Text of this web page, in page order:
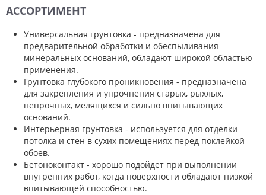
АССОРТИМЕНТ
Универсальная грунтовка - предназначена для
предварительной обработки и обеспыливания
минеральных оснований, обладают широкой областью
применения.
Грунтовка глубокого проникновения - предназначена
для закрепления и упрочнения старых, рыхлых,
непрочных, мелящихся и сильно впитывающих
оснований.
Интерьерная грунтовка - используется для отделки
потолка и стен в сухих помещениях перед поклейкой
обоев.
Бетоноконтакт - хорошо подойдет при выполнении
внутренних работ, когда поверхности обладают низкой
впитывающей способностью.